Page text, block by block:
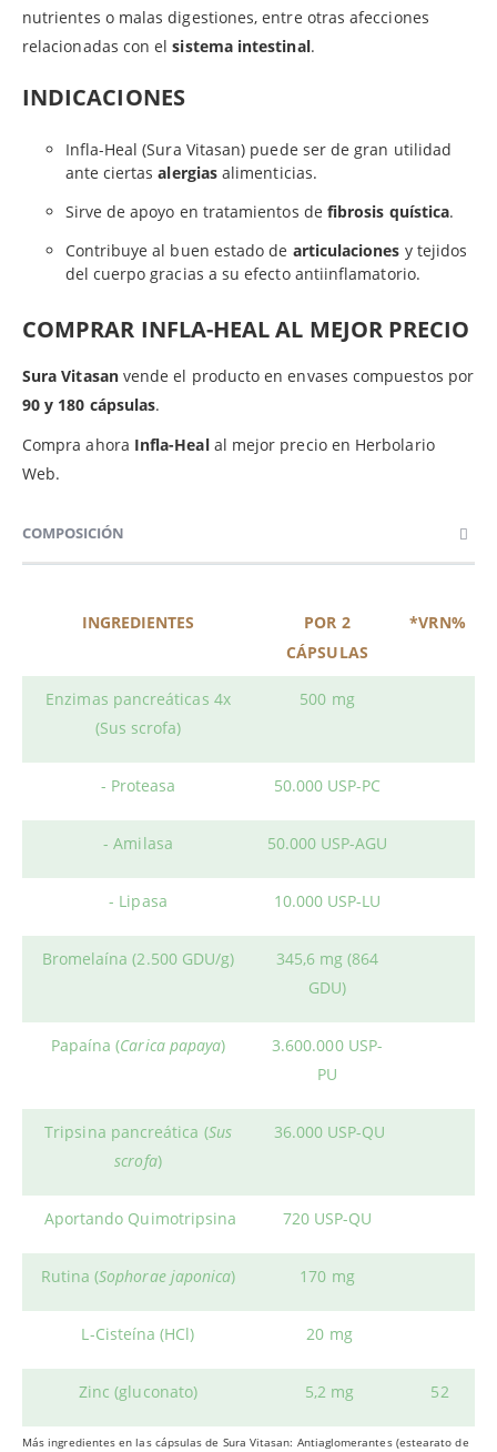
nutrientes o malas digestiones, entre otras afecciones
relacionadas con elsistema intestinal.
INDICACIONES
Infla-Heal (Sura Vitasan) puede ser de gran utilidad
ante ciertasalergiasalimenticias.
Sirve de apoyo en tratamientos de fibrosis quística.
Contribuye al buen estado de articulaciones y tejidos
del cuerpo gracias a su efecto antiinflamatorio.
COMPRAR INFLA-HEAL AL MEJOR PRECIO
Sura Vitasanvende el producto en envases compuestos por
90 y 180 cápsulas.
Compra ahora Infla-Healal mejor precio en Herbolario
Web.
COMPOSICIÓN
INGREDIENTES
POR 2
CÁPSULAS
*VRN%
Enzimas pancreáticas 4x
(Sus scrofa)
500 mg
- Proteasa 50.000 USP-PC
- Amilasa 50.000 USP-AGU
- Lipasa 10.000 USP-LU
Bromelaína (2.500 GDU/g)
345,6 mg (864
GDU)
Papaína (Carica papaya)
3.600.000 USP-
PU
Tripsina pancreática (Sus
scrofa)
36.000 USP-QU
Aportando Quimotripsina 720 USP-QU
Rutina (Sophorae japonica) 170 mg
L-Cisteína (HCl) 20 mg
Zinc (gluconato) 5,2 mg 52
Más ingredientes en las cápsulas de Sura Vitasan: Antiaglomerantes (estearato de